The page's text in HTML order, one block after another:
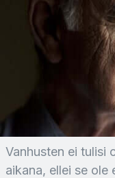
Vanhusten ei tulisi
aikana, ellei se